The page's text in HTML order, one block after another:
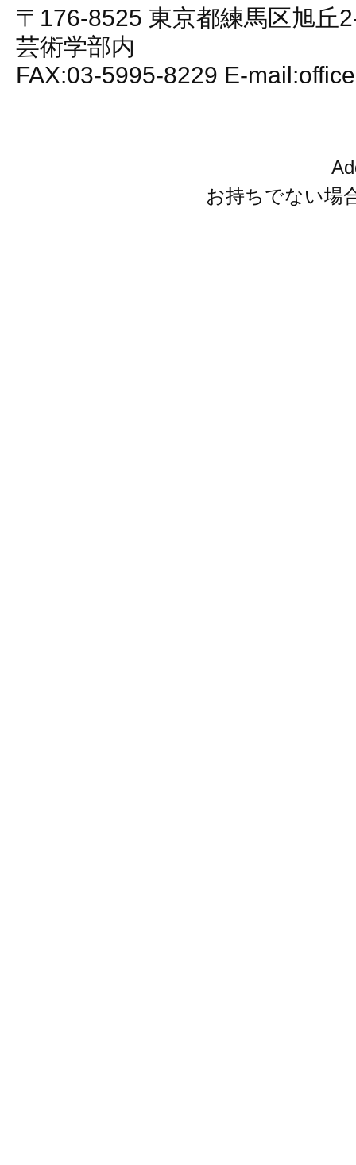
〒176-8525 東京都練馬区旭丘
芸術学部内
FAX:03-5995-8229 E-
お持ちでない場